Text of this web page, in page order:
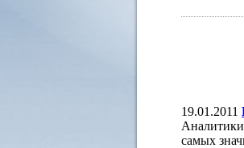
19.01.2011
Аналитики
самых